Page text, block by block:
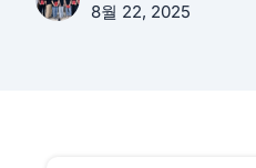
8월 22, 2025